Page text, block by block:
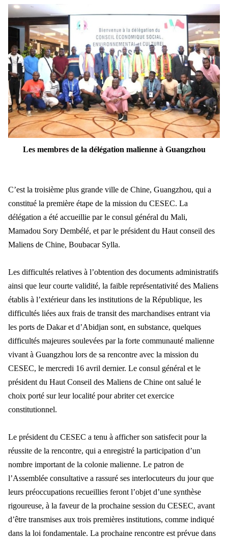
Les membres de la délégation malienne à Guangzhou
C’est la troisième plus grande ville de Chine, Guangzhou, qui a
constitué la première étape de la mission du CESEC. La
délégation a été accueillie par le consul général du Mali,
Mamadou Sory Dembélé, et par le président du Haut conseil des
Maliens de Chine, Boubacar Sylla.
Les difficultés relatives à l’obtention des documents administratifs
ainsi que leur courte validité, la faible représentativité des Maliens
établis à l’extérieur dans les institutions de la République, les
difficultés liées aux frais de transit des marchandises entrant via
les ports de Dakar et d’Abidjan sont, en substance, quelques
difficultés majeures soulevées par la forte communauté malienne
vivant à Guangzhou lors de sa rencontre avec la mission du
CESEC, le mercredi 16 avril dernier. Le consul général et le
président du Haut Conseil des Maliens de Chine ont salué le
choix porté sur leur localité pour abriter cet exercice
constitutionnel.
Le président du CESEC a tenu à afficher son satisfecit pour la
réussite de la rencontre, qui a enregistré la participation d’un
nombre important de la colonie malienne. Le patron de
l’Assemblée consultative a rassuré ses interlocuteurs du jour que
leurs préoccupations recueillies feront l’objet d’une synthèse
rigoureuse, à la faveur de la prochaine session du CESEC, avant
d’être transmises aux trois premières institutions, comme indiqué
dans la loi fondamentale. La prochaine rencontre est prévue dans